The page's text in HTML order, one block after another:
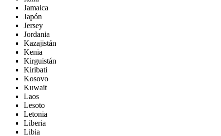
Jamaica
Japón
Jersey
Jordania
Kazajistán
Kenia
Kirguistán
Kiribati
Kosovo
Kuwait
Laos
Lesoto
Letonia
Liberia
Libia